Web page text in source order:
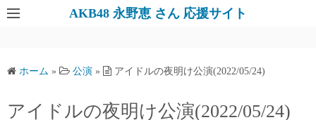
AKB48 永野恵 さん 応援サイト
ホーム » 公演 » アイドルの夜明け公演(2022/05/24)
アイドルの夜明け公演(2022/05/24)